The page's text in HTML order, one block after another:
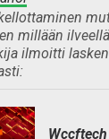
millään
ilmoitti